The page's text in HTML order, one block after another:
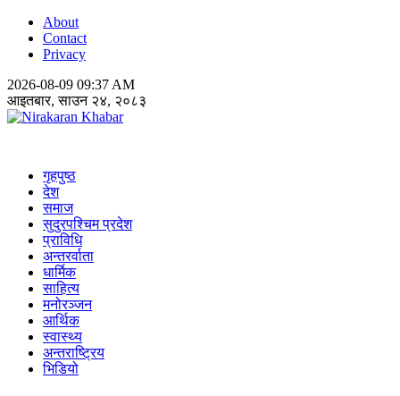
About
Contact
Privacy
2026-08-09 09:37 AM
आइतबार, साउन २४, २०८३
गृहपुष्ठ
देश
समाज
सुदुरपश्चिम प्रदेश
प्राविधि
अन्तरर्वाता
धार्मिक
साहित्य
मनोरञ्जन
आर्थिक
स्वास्थ्य
अन्तराष्ट्रिय
भिडियो